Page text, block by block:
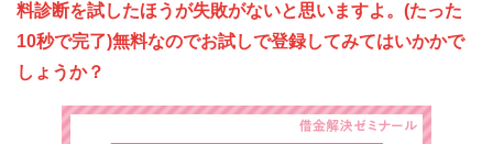
料診断を試したほうが失敗がないと思いますよ。(たった
10秒で完了)無料なのでお試しで登録してみてはいかかで
しょうか？